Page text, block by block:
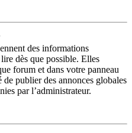
des informations
dès que possible. Elles
forum et dans votre panneau
publier des annonces globales
par l’administrateur.